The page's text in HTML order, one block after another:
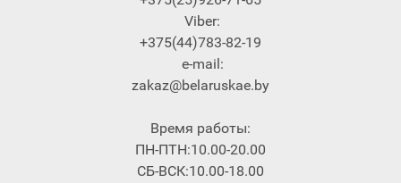
Viber:
+375(44)783-82-19
e-mail:
zakaz@belaruskae.by
Время работы:
ПН-ПТН:10.00-20.00
СБ-ВСК:10.00-18.00